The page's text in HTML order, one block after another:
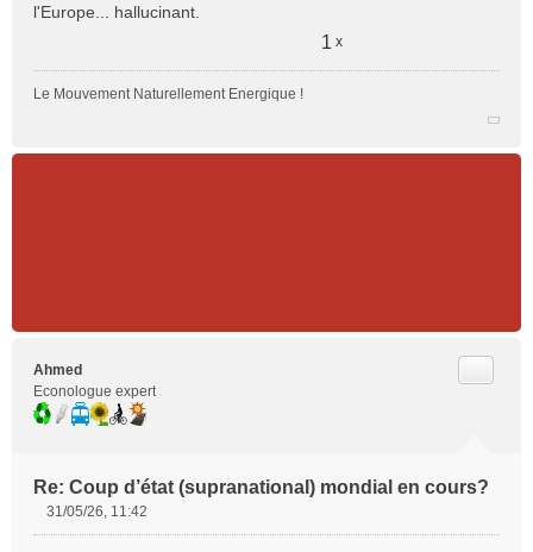
l'Europe... hallucinant.
1 x
Le Mouvement Naturellement Energique !
Ahmed
Econologue expert
Re: Coup d’état (supranational) mondial en cours?
31/05/26, 11:42